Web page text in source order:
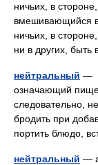
ничьих, в
вмешивающийся
ничьих, в
ни в других,
нейтральный —
означающий
следовательно,
бродить при
портить блюдо,
нейтральный —